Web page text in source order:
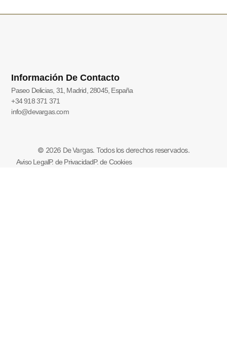
Información De Contacto
Paseo Delicias, 31, Madrid, 28045, España
+34 918 371 371
info@devargas.com
© 2026 De Vargas. Todos los derechos reservados.
Aviso LegalP. de PrivacidadP. de Cookies